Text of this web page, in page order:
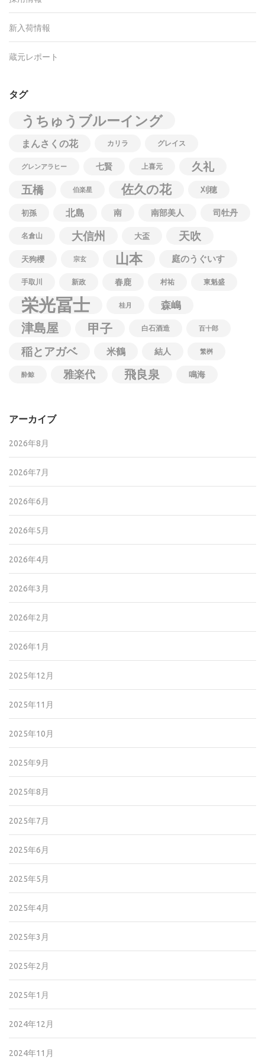
新入荷情報
蔵元レポート
タグ
うちゅうブルーイング
まんさくの花 カリラ グレイス
グレンアラヒー 七賢 上喜元
久礼
五橋
伯楽星 佐久の花 刈穂
初孫 北島 南 南部美人 司牡丹
名倉山 大信州 大盃 天吹
天狗櫻 宗玄 山本 庭のうぐいす
手取川 新政 春鹿 村祐 東魁盛
栄光冨士 桂月 森嶋
津島屋 甲子 白石酒造 百十郎
稲とアガベ 米鶴 結人 繁桝
酔鯨 雅楽代 飛良泉 鳴海
アーカイブ
2026年8月
2026年7月
2026年6月
2026年5月
2026年4月
2026年3月
2026年2月
2026年1月
2025年12月
2025年11月
2025年10月
2025年9月
2025年8月
2025年7月
2025年6月
2025年5月
2025年4月
2025年3月
2025年2月
2025年1月
2024年12月
2024年11月